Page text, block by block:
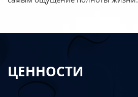
ЦЕННОСТИ